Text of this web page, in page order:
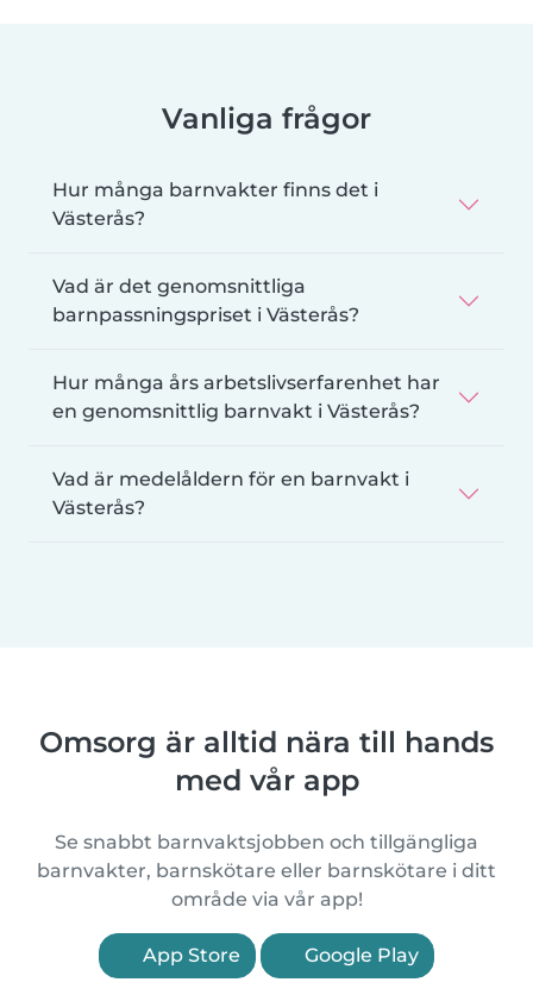
Vanliga frågor
Hur många barnvakter finns det i
Västerås?
Vad är det genomsnittliga
barnpassningspriset i Västerås?
Hur många års arbetslivserfarenhet har
en genomsnittlig barnvakt i Västerås?
Vad är medelåldern för en barnvakt i
Västerås?
Omsorg är alltid nära till hands
med vår app
Se snabbt barnvaktsjobben och tillgängliga
barnvakter, barnskötare eller barnskötare i ditt
område via vår app!
App Store Google Play